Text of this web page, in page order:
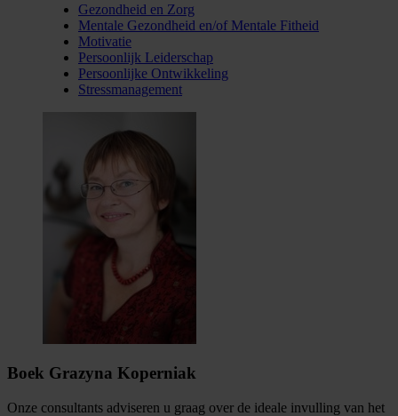
Gezondheid en Zorg
Mentale Gezondheid en/of Mentale Fitheid
Motivatie
Persoonlijk Leiderschap
Persoonlijke Ontwikkeling
Stressmanagement
Boek Grazyna Koperniak
Onze consultants adviseren u graag over de ideale invulling van het